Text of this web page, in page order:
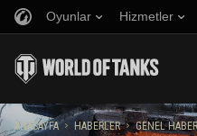
Oyunlar Hizmetler
Müzik
Adil Oyun Politikası
Wargaming.net Game Center
Twitch Ganimetleri Rehberi
Arkadaş Öner
Discord
Mod Merkezi
ANASAYFA HABERLER GENEL